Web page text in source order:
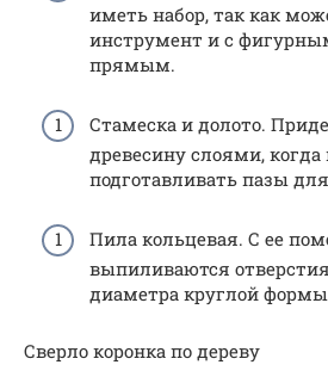
иметь набор, так как
инструмент и с
прямым.
Стамеска и долото.
древесину слоями,
подготавливать пазы
Пила кольцевая. С ее
выпиливаются
диаметра круглой
Сверло коронка по дереву